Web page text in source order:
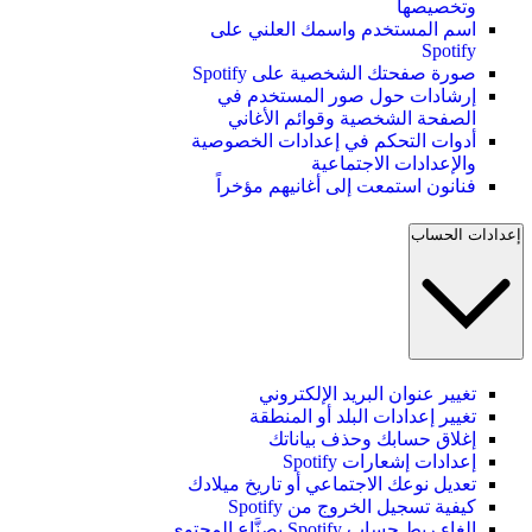
وتخصيصها
اسم المستخدم واسمك العلني على
Spotify
صورة صفحتك الشخصية على Spotify
إرشادات حول صور المستخدم في
الصفحة الشخصية وقوائم الأغاني
أدوات التحكم في إعدادات الخصوصية
والإعدادات الاجتماعية
فنانون استمعت إلى أغانيهم مؤخراً
إعدادات الحساب
تغيير عنوان البريد الإلكتروني
تغيير إعدادات البلد أو المنطقة
إغلاق حسابك وحذف بياناتك
إعدادات إشعارات Spotify
تعديل نوعك الاجتماعي أو تاريخ ميلادك
كيفية تسجيل الخروج من Spotify